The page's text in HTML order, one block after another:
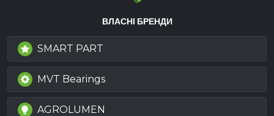
ВЛАСНІ БРЕНДИ
SMART PART
MVT Bearings
AGROLUMEN